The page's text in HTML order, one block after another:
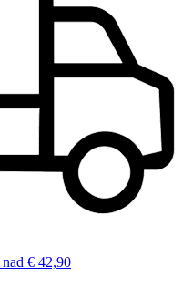
nad € 42,90